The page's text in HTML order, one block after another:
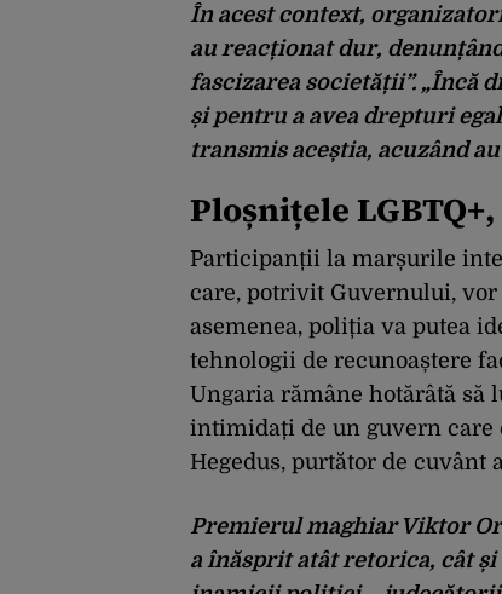
În acest context,
au reacționat dur,
fascizarea societății”. „Încă
și pentru a avea drepturi
transmis aceștia, acuzând
Ploșnițele
Participanții la marșurile
care, potrivit Guvernului,
asemenea, poliția va putea
tehnologii de recunoaștere
Ungaria rămâne hotărâtă să
intimidați de un guvern care
Hegedus, purtător de cuvânt
Premierul maghiar Viktor
a înăsprit atât retorica, cât